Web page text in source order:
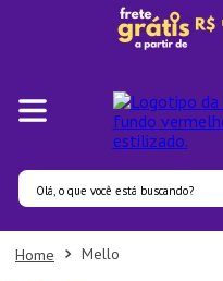
Olá, o que você está buscando?
Mello
Termos mais buscados